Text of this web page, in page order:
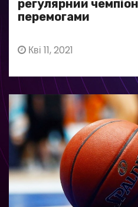
регулярний
перемогами
Кві 11, 2021